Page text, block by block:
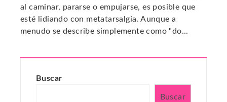
al caminar, pararse o empujarse, es posible que
esté lidiando con metatarsalgia. Aunque a
menudo se describe simplemente como "do...
Buscar
Buscar